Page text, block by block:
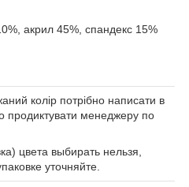
акрил 45%, спандекс 15%
колір потрібно написати в
продиктувати менеджеру по
цвета выбирать нельзя,
уточняйте.